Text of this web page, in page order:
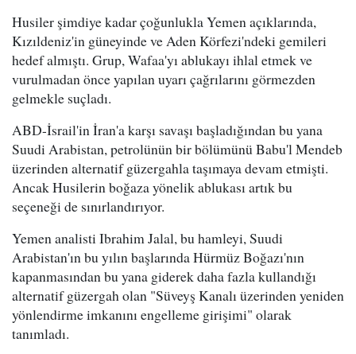
Husiler şimdiye kadar çoğunlukla Yemen açıklarında,
Kızıldeniz'in güneyinde ve Aden Körfezi'ndeki gemileri
hedef almıştı. Grup, Wafaa'yı ablukayı ihlal etmek ve
vurulmadan önce yapılan uyarı çağrılarını görmezden
gelmekle suçladı.
ABD-İsrail'in İran'a karşı savaşı başladığından bu yana
Suudi Arabistan, petrolünün bir bölümünü Babu'l Mendeb
üzerinden alternatif güzergahla taşımaya devam etmişti.
Ancak Husilerin boğaza yönelik ablukası artık bu
seçeneği de sınırlandırıyor.
Yemen analisti Ibrahim Jalal, bu hamleyi, Suudi
Arabistan'ın bu yılın başlarında Hürmüz Boğazı'nın
kapanmasından bu yana giderek daha fazla kullandığı
alternatif güzergah olan "Süveyş Kanalı üzerinden yeniden
yönlendirme imkanını engelleme girişimi" olarak
tanımladı.